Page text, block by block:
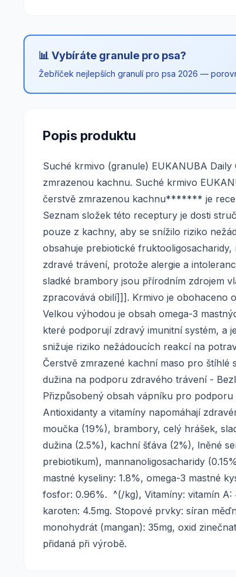
📊 Vybíráte granule pro psa?
Žebříček nejlepších granulí pro psa 2026 —
Popis produktu
Suché krmivo (granule) EUKANUBA
zmrazenou kachnu. Suché krmivo
čerstvě zmrazenou kachnu******* je
Seznam složek této receptury je dosti
pouze z kachny, aby se snížilo riziko
obsahuje prebiotické
zdravé trávení, protože alergie a
sladké brambory jsou přírodním zdrojem
zpracovává obilí]]]. Krmivo je obohaceno
Velkou výhodou je obsah omega-3
které podporují zdravý imunitní systém, a
snižuje riziko nežádoucích reakcí na
Čerstvě zmrazené kachní maso pro štíhlé
dužina na podporu zdravého trávení -
Přizpůsobený obsah vápníku pro
Antioxidanty a vitamíny napomáhají
moučka (19%), brambory, celý hrášek,
dužina (2.5%), kachní šťáva (2%), lněné
prebiotikum), mannanoligosacharidy
mastné kyseliny: 1.8%, omega-3 mastné
fosfor: 0.96%. ^(/kg), Vitamíny: vitamín A:
karoten: 4.5mg. Stopové prvky: síran
monohydrát (mangan): 35mg, oxid
přidaná při výrobě.